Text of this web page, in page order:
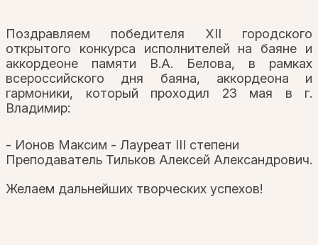
Поздравляем победителя XII городского
открытого конкурса исполнителей на баяне и
аккордеоне памяти В.А. Белова, в рамках
всероссийского дня баяна, аккордеона и
гармоники, который проходил 23 мая в г.
Владимир:
- Ионов Максим - Лауреат III степени
Преподаватель Тильков Алексей Александрович.
Желаем дальнейших творческих успехов!